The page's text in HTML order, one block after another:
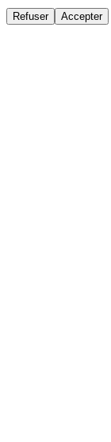
Refuser Accepter